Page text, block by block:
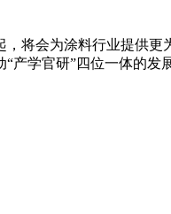
会为涂料行业提供更
学官研”四位一体的发